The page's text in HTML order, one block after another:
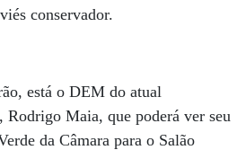
conservador.
está o DEM do atual
Rodrigo Maia, que poderá ver seu
da Câmara para o Salão